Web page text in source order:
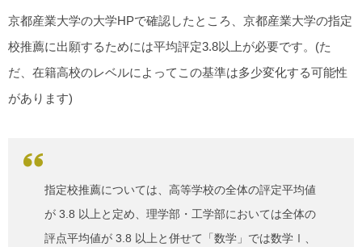
京都産業大学の大学HPで確認したところ、京都産業大学の指定
校推薦に出願するためには平均評定3.8以上が必要です。(た
だ、在籍高校のレベルによってこの基準は多少変化する可能性
があります)
指定校推薦については、高等学校の全体の評定平均値
が 3.8 以上と定め、理学部・工学部においては全体の
評点平均値が 3.8 以上と併せて「数学」では数学Ⅰ、